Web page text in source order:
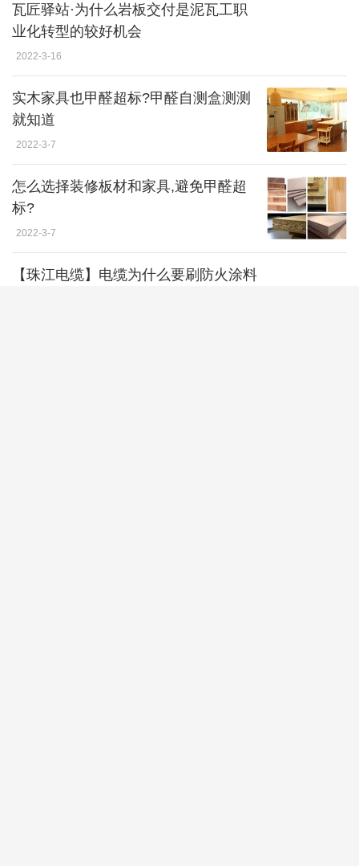
瓦匠驿站·为什么岩板交付是泥瓦工职
业化转型的较好机会
2022-3-16
实木家具也甲醛超标?甲醛自测盒测测
就知道
2022-3-7
怎么选择装修板材和家具,避免甲醛超
标?
2022-3-7
【珠江电缆】电缆为什么要刷防火涂料